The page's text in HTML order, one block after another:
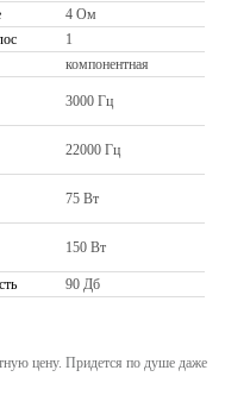
4 Ом
1
компонентная
3000 Гц
22000 Гц
75 Вт
150 Вт
90 Дб
цену. Придется по душе даже